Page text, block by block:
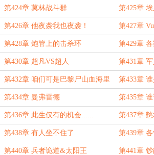
第424章 莫林战斗群 第425章
第426章 他夜袭我也夜袭！ 第427章
第428章 炮管上的击杀环 第429章
第430章 超凡VS超人 第431章
大失败）
第432章 咱们可是巴黎尸山血海里
滚出来的！
第433章
第434章 曼弗雷德 第435章
第436章 此生仅有的机会...... 第437章
更）
第438章 有人坐不住了 第439章
第440章 兵者诡道&太阳王 第441章